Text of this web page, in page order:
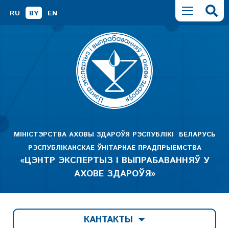
RU BY EN
МІНІСТЭРСТВА АХОВЫ ЗДАРОЎЯ РЭСПУБЛІКІ БЕЛАРУСЬ
РЭСПУБЛІКАНСКАЕ ЎНІТАРНАЕ ПРАДПРЫЕМСТВА
«ЦЭНТР ЭКСПЕРТЫЗ І ВЫПРАБАВАННЯЎ У
АХОВЕ ЗДАРОЎЯ»
КАНТАКТЫ